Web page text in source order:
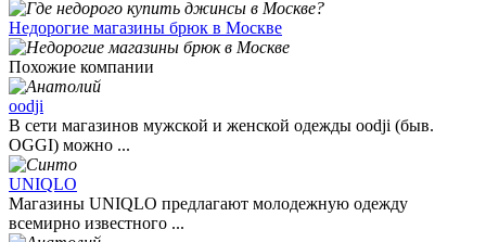
Недорогие магазины брюк в Москве
Похожие компании
oodji
В сети магазинов мужской и женской одежды oodji (быв.
OGGI) можно ...
UNIQLO
Магазины UNIQLO предлагают молодежную одежду
всемирно известного ...